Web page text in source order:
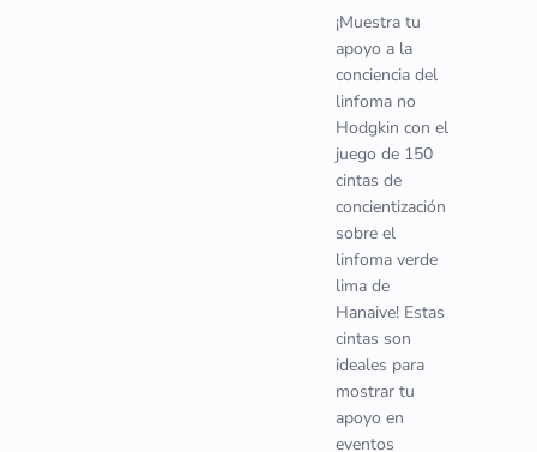
¡Muestra tu
apoyo a la
conciencia del
linfoma no
Hodgkin con el
juego de 150
cintas de
concientización
sobre el
linfoma verde
lima de
Hanaive! Estas
cintas son
ideales para
mostrar tu
apoyo en
eventos